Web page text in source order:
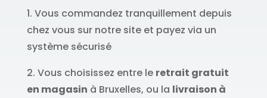
1. Vous commandez tranquillement depuis
chez vous sur notre site et payez via un
système sécurisé
2. Vous choisissez entre le retrait gratuit
en magasin à Bruxelles, ou la livraison à